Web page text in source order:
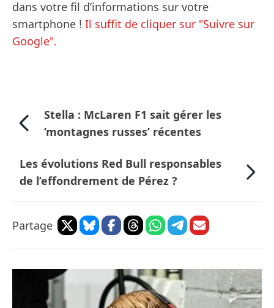
dans votre fil d’informations sur votre
smartphone ! Il suffit de cliquer sur "Suivre sur
Google".
Stella : McLaren F1 sait gérer les
’montagnes russes’ récentes
Les évolutions Red Bull responsables
de l’effondrement de Pérez ?
Partage